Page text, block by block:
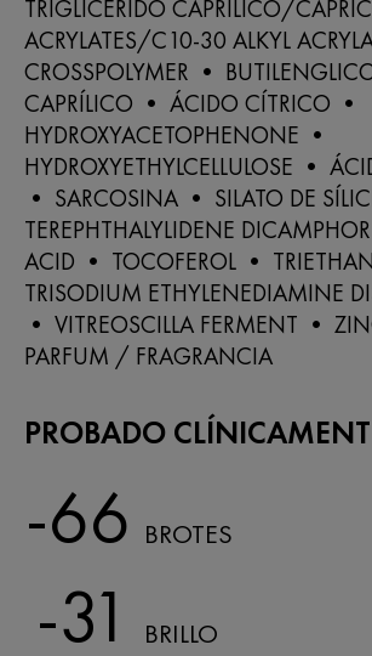
TRIGLICÉRIDO CAPRÍLICO/
ACRYLATES/C10-30 ALKYL
CROSSPOLYMER •
CAPRÍLICO • ÁCIDO CÍTRICO •
HYDROXYACETOPHENONE •
HYDROXYETHYLCELLULOSE •
• SARCOSINA • SILATO DE
TEREPHTHALYLIDENE
ACID • TOCOFEROL •
TRISODIUM ETHYLENEDIAMINE
• VITREOSCILLA FERMENT •
PARFUM / FRAGRANCIA
PROBADO
-66 BROTES
-31 BRILLO